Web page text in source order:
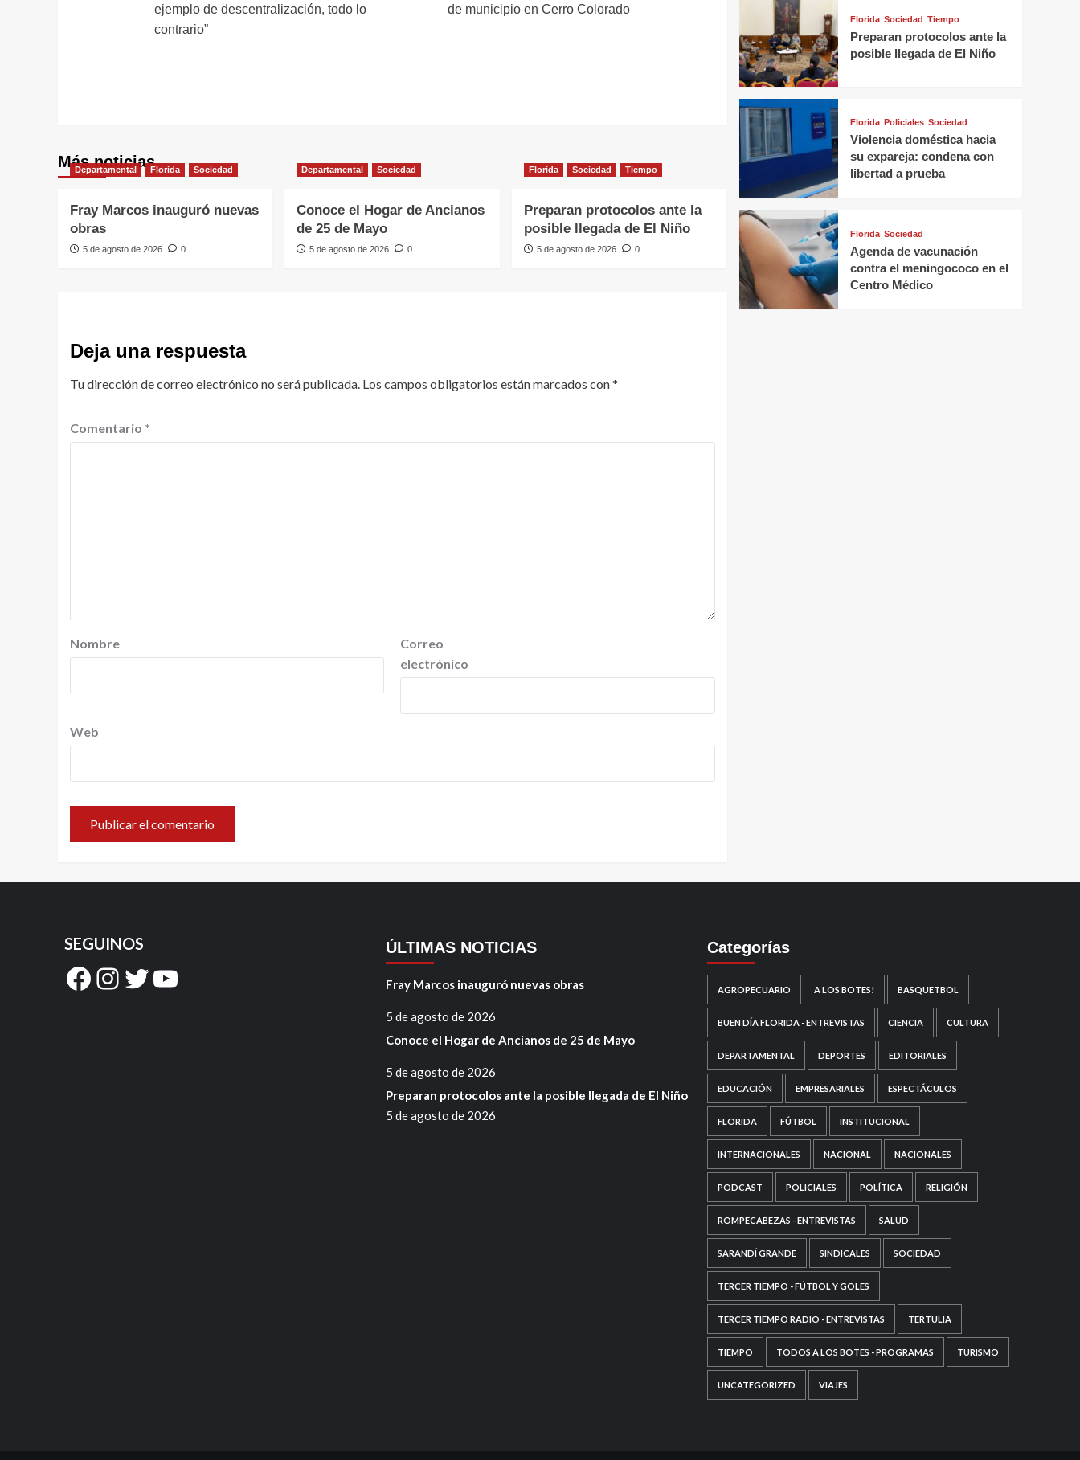
entradas
ejemplo de descentralización, todo lo
contrario”
de municipio en Cerro Colorado
Más noticias
Departamental Florida Sociedad
Fray Marcos inauguró nuevas
obras
5 de agosto de 2026 0
Departamental Sociedad
Conoce el Hogar de Ancianos
de 25 de Mayo
5 de agosto de 2026 0
Florida Sociedad Tiempo
Preparan protocolos ante la
posible llegada de El Niño
5 de agosto de 2026 0
Deja una respuesta
Tu dirección de correo electrónico no será publicada. Los campos obligatorios están marcados con*
Comentario *
Nombre
Correo
electrónico
Web
Florida Sociedad Tiempo
Preparan protocolos ante la
posible llegada de El Niño
Florida Policiales Sociedad
Violencia doméstica hacia
su expareja: condena con
libertad a prueba
Florida Sociedad
Agenda de vacunación
contra el meningococo en el
Centro Médico
SEGUINOS
Facebook
Instagram
Twitter
YouTube
ÚLTIMAS NOTICIAS
Fray Marcos inauguró nuevas obras
5 de agosto de 2026
Conoce el Hogar de Ancianos de 25 de Mayo
5 de agosto de 2026
Preparan protocolos ante la posible llegada de El Niño
5 de agosto de 2026
Categorías
AGROPECUARIO A LOS BOTES! BASQUETBOL
BUEN DÍA FLORIDA - ENTREVISTAS CIENCIA CULTURA
DEPARTAMENTAL DEPORTES EDITORIALES
EDUCACIÓN EMPRESARIALES ESPECTÁCULOS
FLORIDA FÚTBOL INSTITUCIONAL
INTERNACIONALES NACIONAL NACIONALES
PODCAST POLICIALES POLÍTICA RELIGIÓN
ROMPECABEZAS - ENTREVISTAS SALUD
SARANDÍ GRANDE SINDICALES SOCIEDAD
TERCER TIEMPO - FÚTBOL Y GOLES
TERCER TIEMPO RADIO - ENTREVISTAS TERTULIA
TIEMPO TODOS A LOS BOTES - PROGRAMAS TURISMO
UNCATEGORIZED VIAJES